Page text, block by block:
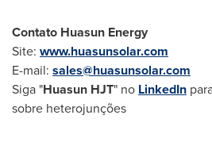
Contato Huasun Energy
Site: www.huasunsolar.com
E-mail: sales@huasunsolar.com
Siga "Huasun HJT" no LinkedIn
sobre heterojunções